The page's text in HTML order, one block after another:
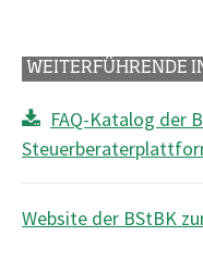
WEITERFÜHRENDE
FAQ-Katalog der
Website der BStBK